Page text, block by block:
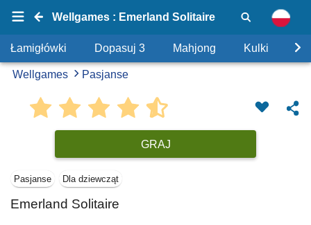
Wellgames : Emerland Solitaire
Łamigłówki Dopasuj 3 Mahjong Kulki
Wellgames Pasjanse
GRAJ
Pasjanse Dla dziewcząt
Emerland Solitaire